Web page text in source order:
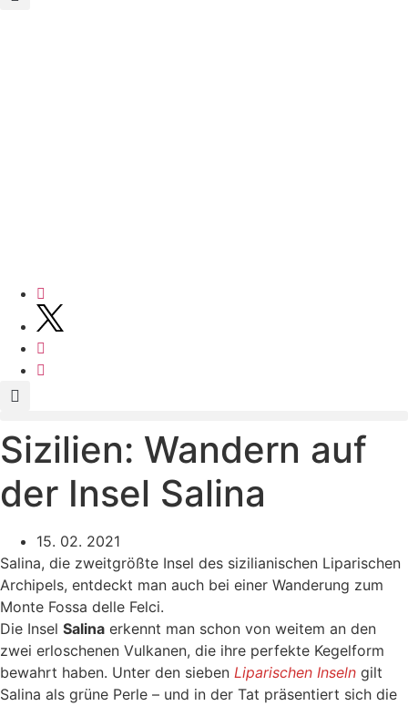
Sizilien: Wandern auf
der Insel Salina
15. 02. 2021
Salina, die zweitgrößte Insel des sizilianischen Liparischen
Archipels, entdeckt man auch bei einer Wanderung zum
Monte Fossa delle Felci.
Die Insel Salina erkennt man schon von weitem an den
zwei erloschenen Vulkanen, die ihre perfekte Kegelform
bewahrt haben. Unter den sieben Liparischen Inseln gilt
Salina als grüne Perle – und in der Tat präsentiert sich die